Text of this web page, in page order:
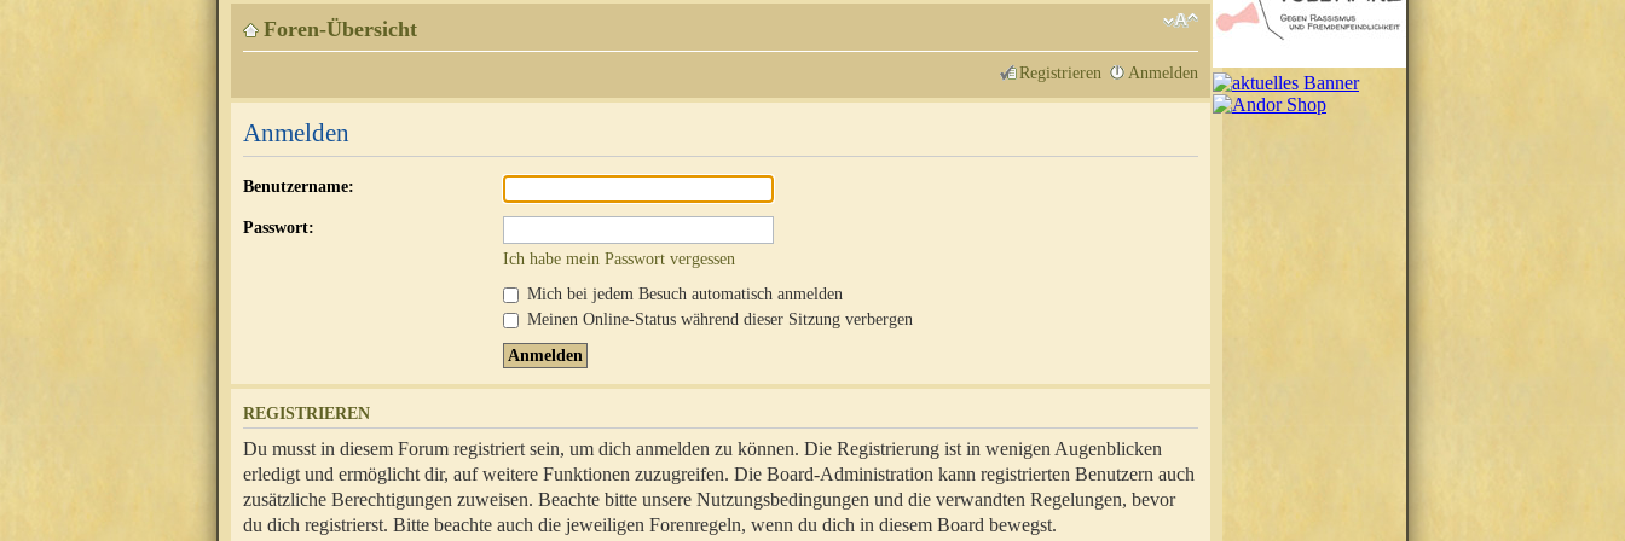
Foren-Übersicht
Registrieren Anmelden
Anmelden
Benutzername:
Passwort:
Ich habe mein Passwort vergessen
Mich bei jedem Besuch automatisch anmelden
Meinen Online-Status während dieser Sitzung verbergen
REGISTRIEREN
Du musst in diesem Forum registriert sein, um dich anmelden zu können. Die Registrierung ist in wenigen Augenblicken
erledigt und ermöglicht dir, auf weitere Funktionen zuzugreifen. Die Board-Administration kann registrierten Benutzern auch
zusätzliche Berechtigungen zuweisen. Beachte bitte unsere Nutzungsbedingungen und die verwandten Regelungen, bevor
du dich registrierst. Bitte beachte auch die jeweiligen Forenregeln, wenn du dich in diesem Board bewegst.